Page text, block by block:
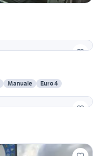
Manuale
Euro 4